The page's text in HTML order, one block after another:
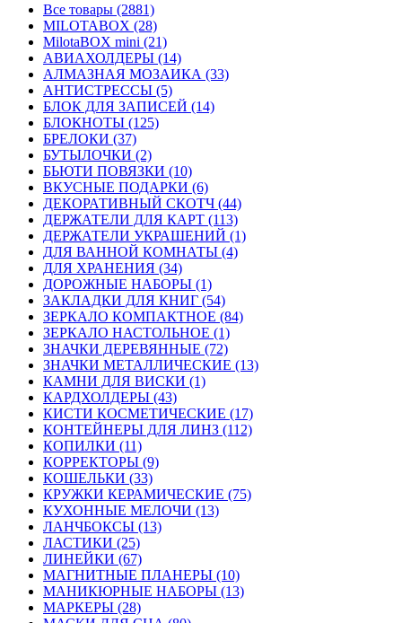
Все товары (2881)
MILOTABOX (28)
MilotaBOX mini (21)
АВИАХОЛДЕРЫ (14)
АЛМАЗНАЯ МОЗАИКА (33)
АНТИСТРЕССЫ (5)
БЛОК ДЛЯ ЗАПИСЕЙ (14)
БЛОКНОТЫ (125)
БРЕЛОКИ (37)
БУТЫЛОЧКИ (2)
БЬЮТИ ПОВЯЗКИ (10)
ВКУСНЫЕ ПОДАРКИ (6)
ДЕКОРАТИВНЫЙ СКОТЧ (44)
ДЕРЖАТЕЛИ ДЛЯ КАРТ (113)
ДЕРЖАТЕЛИ УКРАШЕНИЙ (1)
ДЛЯ ВАННОЙ КОМНАТЫ (4)
ДЛЯ ХРАНЕНИЯ (34)
ДОРОЖНЫЕ НАБОРЫ (1)
ЗАКЛАДКИ ДЛЯ КНИГ (54)
ЗЕРКАЛО КОМПАКТНОЕ (84)
ЗЕРКАЛО НАСТОЛЬНОЕ (1)
ЗНАЧКИ ДЕРЕВЯННЫЕ (72)
ЗНАЧКИ МЕТАЛЛИЧЕСКИЕ (13)
КАМНИ ДЛЯ ВИСКИ (1)
КАРДХОЛДЕРЫ (43)
КИСТИ КОСМЕТИЧЕСКИЕ (17)
КОНТЕЙНЕРЫ ДЛЯ ЛИНЗ (112)
КОПИЛКИ (11)
КОРРЕКТОРЫ (9)
КОШЕЛЬКИ (33)
КРУЖКИ КЕРАМИЧЕСКИЕ (75)
КУХОННЫЕ МЕЛОЧИ (13)
ЛАНЧБОКСЫ (13)
ЛАСТИКИ (25)
ЛИНЕЙКИ (67)
МАГНИТНЫЕ ПЛАНЕРЫ (10)
МАНИКЮРНЫЕ НАБОРЫ (13)
МАРКЕРЫ (28)